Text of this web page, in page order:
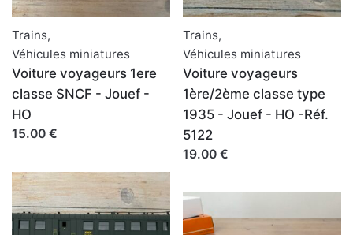
Trains,
Véhicules miniatures
Voiture voyageurs 1ere
classe SNCF - Jouef -
HO
15.00 €
Trains,
Véhicules miniatures
Voiture voyageurs
1ère/2ème classe type
1935 - Jouef - HO -Réf.
5122
19.00 €